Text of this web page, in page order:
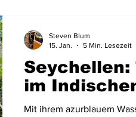
Seychellen:
im
Mit ihrem azurblauem
Steven Blum
15. Jan.
5 Min. Lesezeit